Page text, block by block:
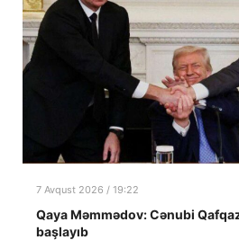
7 Avqust 2026 / 19:22
Qaya Məmmədov: Cənubi
başlayıb